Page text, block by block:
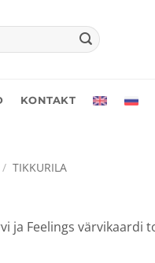
KONTAKT
/ TIKKURILA
ja Feelings värvikaardi